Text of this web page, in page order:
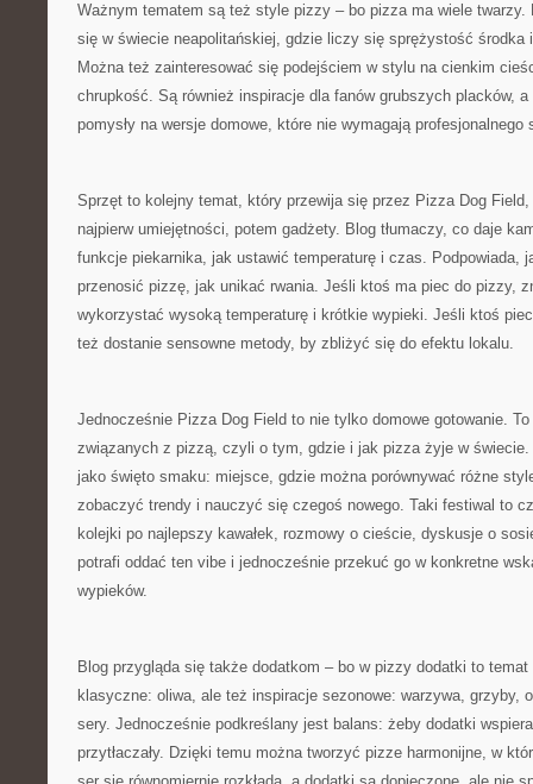
Ważnym tematem są też style pizzy – bo pizza ma wiele twarzy.
się w świecie neapolitańskiej, gdzie liczy się sprężystość środka
Można też zainteresować się podejściem w stylu na cienkim
chrupkość. Są również inspiracje dla fanów grubszych placków,
pomysły na wersje domowe, które nie wymagają profesjonalnego
Sprzęt to kolejny temat, który przewija się przez Pizza Dog
najpierw umiejętności, potem gadżety. Blog tłumaczy, co daje
funkcje piekarnika, jak ustawić temperaturę i czas. Podpowiada,
przenosić pizzę, jak unikać rwania. Jeśli ktoś ma piec do pizzy,
wykorzystać wysoką temperaturę i krótkie wypieki. Jeśli ktoś
też dostanie sensowne metody, by zbliżyć się do efektu lokalu.
Jednocześnie Pizza Dog Field to nie tylko domowe gotowanie.
związanych z pizzą, czyli o tym, gdzie i jak pizza żyje w
jako święto smaku: miejsce, gdzie można porównywać różne
zobaczyć trendy i nauczyć się czegoś nowego. Taki festiwal to
kolejki po najlepszy kawałek, rozmowy o cieście, dyskusje o
potrafi oddać ten vibe i jednocześnie przekuć go w konkretne
wypieków.
Blog przygląda się także dodatkom – bo w pizzy dodatki to
klasyczne: oliwa, ale też inspiracje sezonowe: warzywa, grzyby,
sery. Jednocześnie podkreślany jest balans: żeby dodatki
przytłaczały. Dzięki temu można tworzyć pizze harmonijne, w